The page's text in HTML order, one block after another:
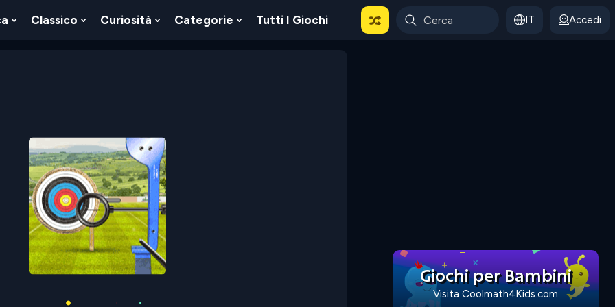
Show
Classico
Show
Curiosità
Show
Categorie
Show
Tutti I Giochi IT Accedi
Giochi per Bambini
Visita Coolmath4Kids.com